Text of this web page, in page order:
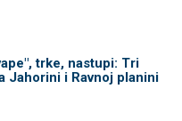
trke, nastupi: Tri
Jahorini i Ravnoj planini